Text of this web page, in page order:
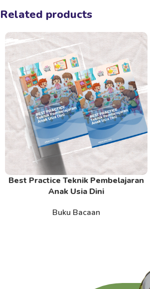
Related products
Read More
Best Practice Teknik Pembelajaran
Anak Usia Dini
Buku Bacaan